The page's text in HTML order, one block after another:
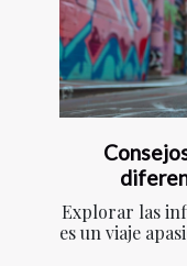
Explorar las
es un viaje